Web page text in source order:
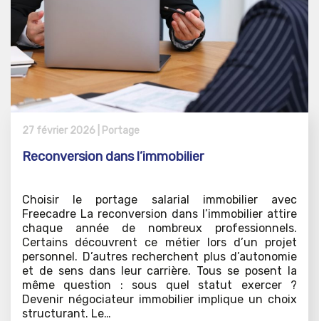
27 février 2026 | Portage
Reconversion dans l’immobilier
Choisir le portage salarial immobilier avec
Freecadre La reconversion dans l’immobilier attire
chaque année de nombreux professionnels.
Certains découvrent ce métier lors d’un projet
personnel. D’autres recherchent plus d’autonomie
et de sens dans leur carrière. Tous se posent la
même question : sous quel statut exercer ?
Devenir négociateur immobilier implique un choix
structurant. Le…